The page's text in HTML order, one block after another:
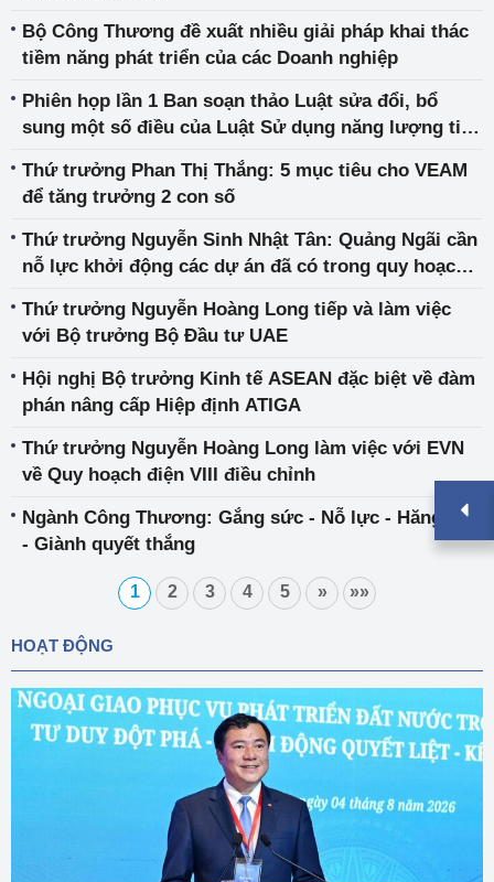
Bộ Công Thương đề xuất nhiều giải pháp khai thác
tiềm năng phát triển của các Doanh nghiệp
Phiên họp lần 1 Ban soạn thảo Luật sửa đổi, bổ
sung một số điều của Luật Sử dụng năng lượng tiết
Thứ trưởng Phan Thị Thắng: 5 mục tiêu cho VEAM
để tăng trưởng 2 con số
Thứ trưởng Nguyễn Sinh Nhật Tân: Quảng Ngãi cần
nỗ lực khởi động các dự án đã có trong quy hoạch
Thứ trưởng Nguyễn Hoàng Long tiếp và làm việc
với Bộ trưởng Bộ Đầu tư UAE
Hội nghị Bộ trưởng Kinh tế ASEAN đặc biệt về đàm
phán nâng cấp Hiệp định ATIGA
Thứ trưởng Nguyễn Hoàng Long làm việc với EVN
về Quy hoạch điện VIII điều chỉnh
Ngành Công Thương: Gắng sức - Nỗ lực - Hăng say
- Giành quyết thắng
1 2 3 4 5 » »»
HOẠT ĐỘNG